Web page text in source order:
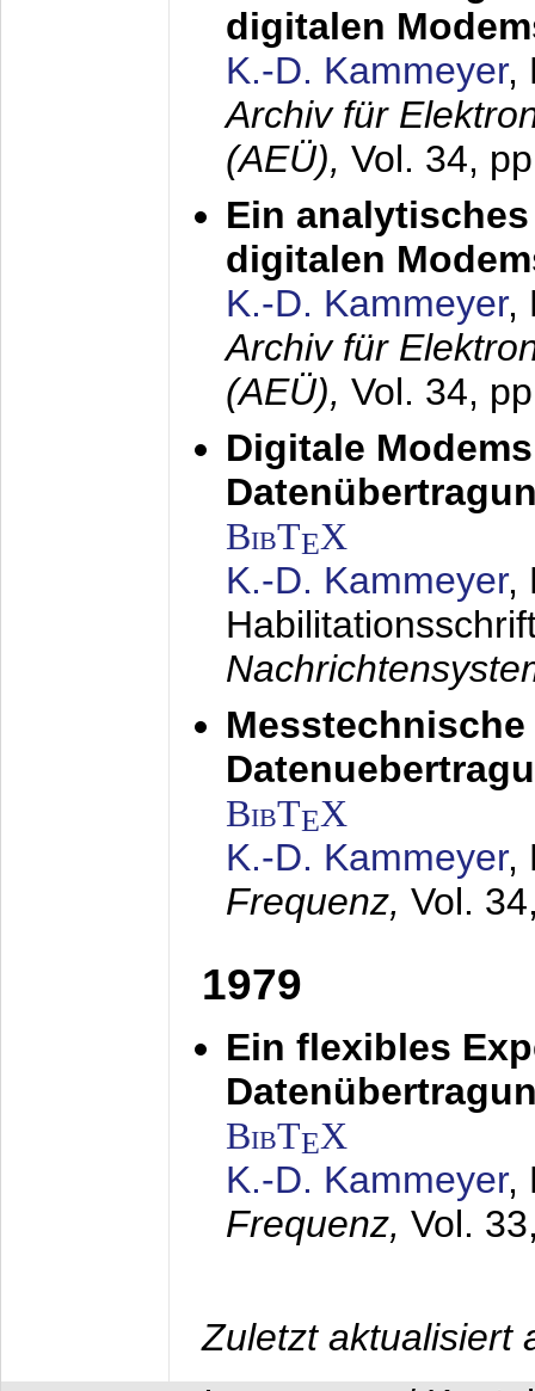
digitalen
K.-D. Kammeyer,
Archiv für
(AEÜ), Vol. 34,
Ein
digitalen
K.-D. Kammeyer,
Archiv für
(AEÜ), Vol. 34,
Digitale
BibTEX
K.-D. Kammeyer,
BibTEX
K.-D. Kammeyer,
Frequenz, Vol.
1979
Ein flexibles
BibTEX
K.-D. Kammeyer,
Frequenz, Vol.
Zuletzt aktualisiert